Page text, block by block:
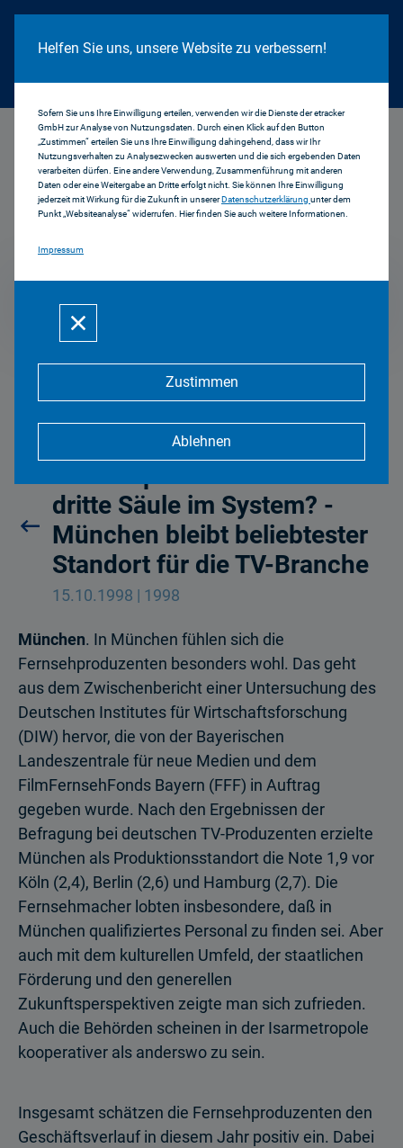
Cookie Hinweis
Helfen Sie uns, unsere Website zu verbessern!
Sofern Sie uns Ihre Einwilligung erteilen, verwenden wir die Dienste der etracker
GmbH zur Analyse von Nutzungsdaten. Durch einen Klick auf den Button
„Zustimmen“ erteilen Sie uns Ihre Einwilligung dahingehend, dass wir Ihr
Nutzungsverhalten zu Analysezwecken auswerten und die sich ergebenden Daten
verarbeiten dürfen. Eine andere Verwendung, Zusammenführung mit anderen
Daten oder eine Weitergabe an Dritte erfolgt nicht. Sie können Ihre Einwilligung
jederzeit mit Wirkung für die Zukunft in unsererDatenschutzerklärung unter dem
Punkt „Websiteanalyse“ widerrufen. Hier finden Sie auch weitere Informationen.
Impressum
Zustimmen
Ablehnen
1998
Pressemitteilungen
dritte Säule im System? -
München bleibt beliebtester
Standort für die TV-Branche
15.10.1998 | 1998
München. In München fühlen sich die
Fernsehproduzenten besonders wohl. Das geht
aus dem Zwischenbericht einer Untersuchung des
Deutschen Institutes für Wirtschaftsforschung
(DIW) hervor, die von der Bayerischen
Landeszentrale für neue Medien und dem
FilmFernsehFonds Bayern (FFF) in Auftrag
gegeben wurde. Nach den Ergebnissen der
Befragung bei deutschen TV-Produzenten erzielte
München als Produktionsstandort die Note 1,9 vor
Köln (2,4), Berlin (2,6) und Hamburg (2,7). Die
Fernsehmacher lobten insbesondere, daß in
München qualifiziertes Personal zu finden sei. Aber
auch mit dem kulturellen Umfeld, der staatlichen
Förderung und den generellen
Zukunftsperspektiven zeigte man sich zufrieden.
Auch die Behörden scheinen in der Isarmetropole
kooperativer als anderswo zu sein.
Insgesamt schätzen die Fernsehproduzenten den
Geschäftsverlauf in diesem Jahr positiv ein. Dabei